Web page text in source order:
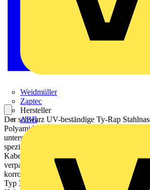
Weidmüller
Zaptec
Hersteller
ABB
Der schwarz UV-beständige Ty-Rap
Polyamid 6.6 ist in mehreren Längen und
unterschiedlichen Zugfestigkeiten erhältlich.
speziell für Installationen im Außenbereich
Kabelbinder ist in recycelbaren
verpackt und beinhaltet 2% Carbon für
korrosionsbeständige, antimagnetische
Typ 316 im Kabelbinderkopf garantiert den